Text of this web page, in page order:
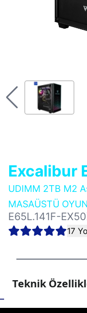
Excalibur
UDIMM 2TB M2
MASAÜSTÜ
E65L.141F-
17
Teknik